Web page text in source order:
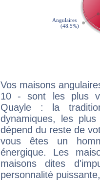
Vos maisons
10 - sont les plus
Quayle : la
dynamiques, les
dépend du reste de
vous êtes un
énergique. Les
maisons dites
personnalité